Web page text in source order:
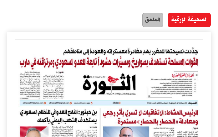
الصحيفة الورقية الملحق